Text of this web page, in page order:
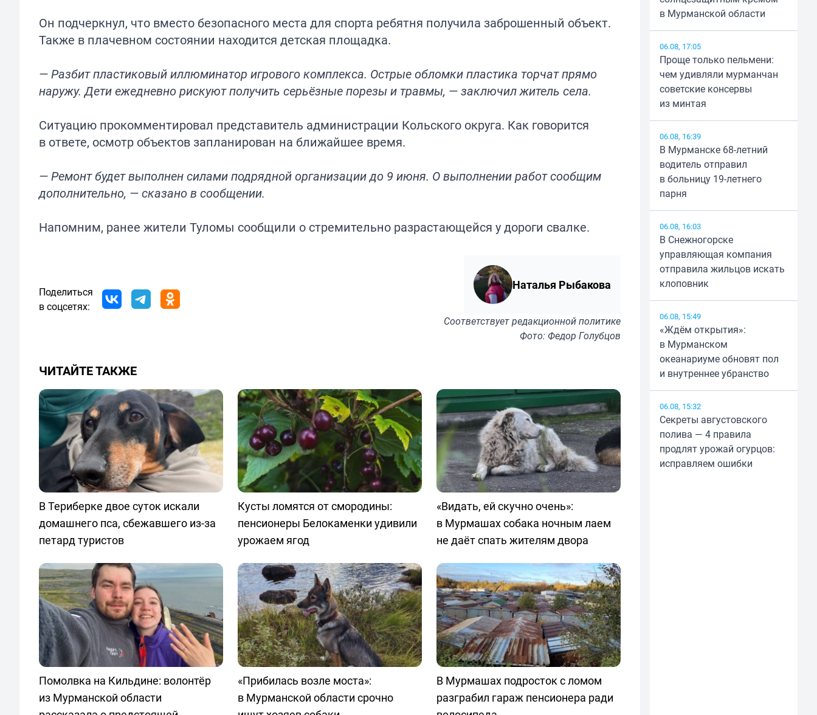
Он подчеркнул, что вместо безопасного места для спорта ребятня получила заброшенный объект.
Также в плачевном состоянии находится детская площадка.
— Разбит пластиковый иллюминатор игрового комплекса. Острые обломки пластика торчат прямо
наружу. Дети ежедневно рискуют получить серьёзные порезы и травмы, — заключил житель села.
Ситуацию прокомментировал представитель администрации Кольского округа. Как говорится
в ответе, осмотр объектов запланирован на ближайшее время.
— Ремонт будет выполнен силами подрядной организации до 9 июня. О выполнении работ сообщим
дополнительно, — сказано в сообщении.
Напомним, ранее жители Туломы сообщили о стремительно разрастающейся у дороги свалке.
Поделиться
в соцсетях:
Наталья Рыбакова
Соответствуетредакционной политике
Фото: Федор Голубцов
ЧИТАЙТЕ ТАКЖЕ
В Териберке двое суток искали
домашнего пса, сбежавшего из-за
петард туристов
Кусты ломятся от смородины:
пенсионеры Белокаменки удивили
урожаем ягод
«Видать, ей скучно очень»:
в Мурмашах собака ночным лаем
не даёт спать жителям двора
Помолвка на Кильдине: волонтёр
из Мурманской области
«Прибилась возле моста»:
в Мурманской области срочно
В Мурмашах подросток с ломом
разграбил гараж пенсионера ради
в Мурманской области
06.08, 17:05
Проще только пельмени:
чем удивляли мурманчан
советские консервы
из минтая
06.08, 16:39
В Мурманске 68-летний
водитель отправил
в больницу 19-летнего
парня
06.08, 16:03
В Снежногорске
управляющая компания
отправила жильцов искать
клоповник
06.08, 15:49
«Ждём открытия»:
в Мурманском
океанариуме обновят пол
и внутреннее убранство
06.08, 15:32
Секреты августовского
полива — 4 правила
продлят урожай огурцов:
исправляем ошибки